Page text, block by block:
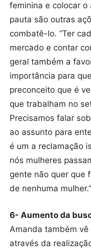
feminina e colocar o
pauta são outras
combatê-lo. “Ter
mercado e contar
geral também a
importância para
preconceito que é
que trabalham no
Precisamos falar
ao assunto para
é um a reclamação
nós mulheres
gente não quer que
de nenhuma mulher.”
6- Aumento da
Amanda também
através da